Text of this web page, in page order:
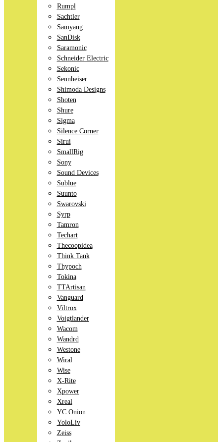
Rumpl
Sachtler
Samyang
SanDisk
Saramonic
Schneider Electric
Sekonic
Sennheiser
Shimoda Designs
Shoten
Shure
Sigma
Silence Corner
Sirui
SmallRig
Sony
Sound Devices
Sublue
Suunto
Swarovski
Syrp
Tamron
Techart
Thecoopidea
Think Tank
Thypoch
Tokina
TTArtisan
Vanguard
Viltrox
Voigtlander
Wacom
Wandrd
Westone
Wiral
Wise
X-Rite
Xpower
Xreal
YC Onion
YoloLiv
Zeiss